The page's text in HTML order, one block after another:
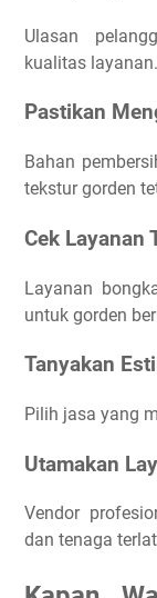
Ulasan
kualitas layanan.
Pastikan
Bahan
tekstur gorden
Cek Layanan
Layanan
untuk gorden
Tanyakan
Pilih jasa yang
Utamakan
Vendor
dan tenaga